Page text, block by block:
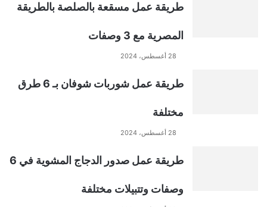
طريقة عمل مسقعة بالصلصة بالطريقة
المصرية مع 3 وصفات
28 أغسطس، 2024
طريقة عمل شوربات شوفان بـ 6 طرق
مختلفة
28 أغسطس، 2024
طريقة عمل صدور الدجاج المشوية في 6
وصفات وتتبيلات مختلفة